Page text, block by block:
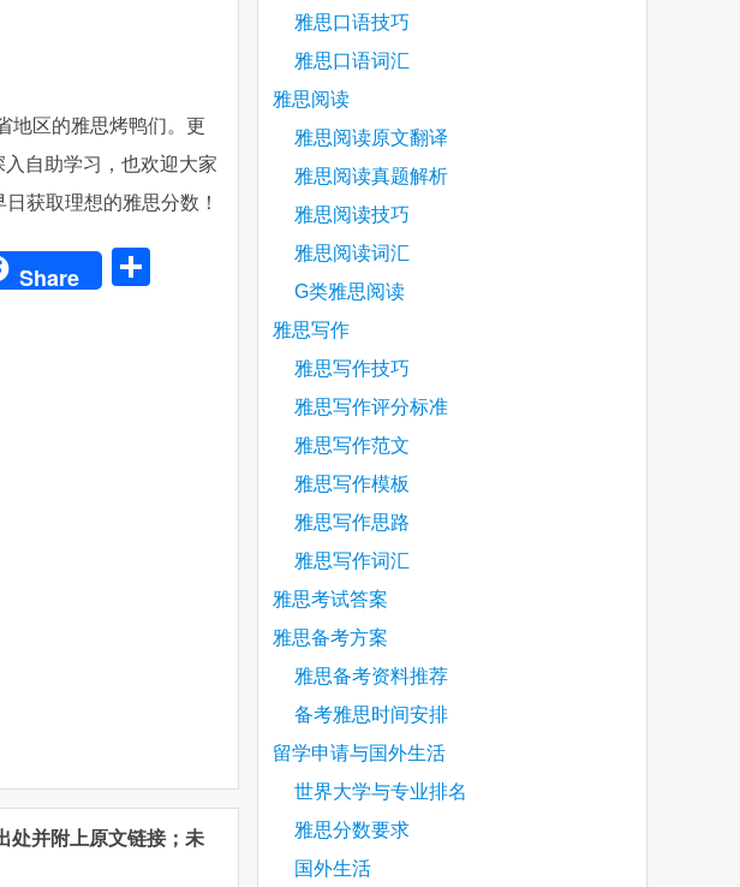
地区的雅思烤鸭们。更
自助学习，也欢迎大家
获取理想的雅思分数！
Share
处并附上原文链接；未
雅思口语技巧
雅思口语词汇
雅思阅读
雅思阅读原文翻译
雅思阅读真题解析
雅思阅读技巧
雅思阅读词汇
G类雅思阅读
雅思写作
雅思写作技巧
雅思写作评分标准
雅思写作范文
雅思写作模板
雅思写作思路
雅思写作词汇
雅思考试答案
雅思备考方案
雅思备考资料推荐
备考雅思时间安排
留学申请与国外生活
世界大学与专业排名
雅思分数要求
国外生活